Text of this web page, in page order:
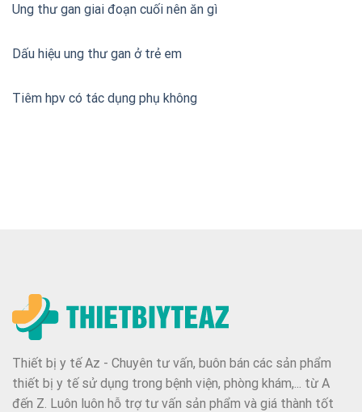
Ung thư gan giai đoạn cuối nên ăn gì
Dấu hiệu ung thư gan ở trẻ em
Tiêm hpv có tác dụng phụ không
Thiết bị y tế Az - Chuyên tư vấn, buôn bán các sản phẩm
thiết bị y tế sử dụng trong bệnh viện, phòng khám,... từ A
đến Z. Luôn luôn hỗ trợ tư vấn sản phẩm và giá thành tốt